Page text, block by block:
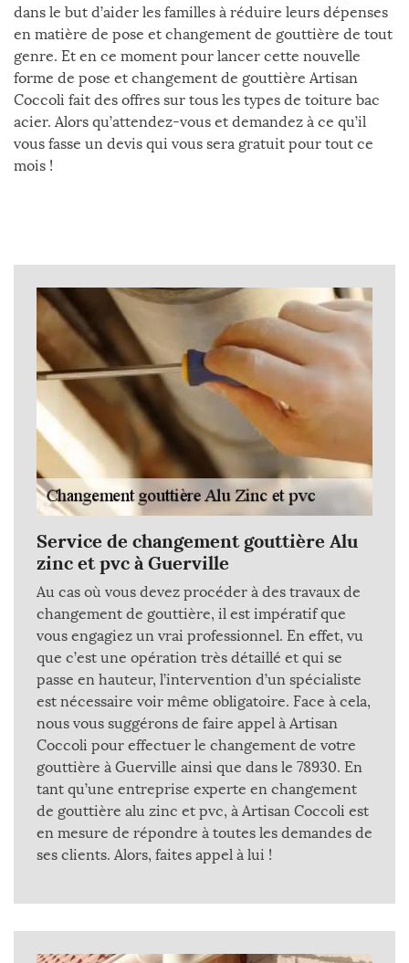
dans le but d’aider les familles à réduire leurs dépenses
en matière de pose et changement de gouttière de tout
genre. Et en ce moment pour lancer cette nouvelle
forme de pose et changement de gouttière Artisan
Coccoli fait des offres sur tous les types de toiture bac
acier. Alors qu’attendez-vous et demandez à ce qu’il
vous fasse un devis qui vous sera gratuit pour tout ce
mois !
Service de changement gouttière Alu
zinc et pvc à Guerville
Au cas où vous devez procéder à des travaux de
changement de gouttière, il est impératif que
vous engagiez un vrai professionnel. En effet, vu
que c’est une opération très détaillé et qui se
passe en hauteur, l’intervention d’un spécialiste
est nécessaire voir même obligatoire. Face à cela,
nous vous suggérons de faire appel à Artisan
Coccoli pour effectuer le changement de votre
gouttière à Guerville ainsi que dans le 78930. En
tant qu’une entreprise experte en changement
de gouttière alu zinc et pvc, à Artisan Coccoli est
en mesure de répondre à toutes les demandes de
ses clients. Alors, faites appel à lui !